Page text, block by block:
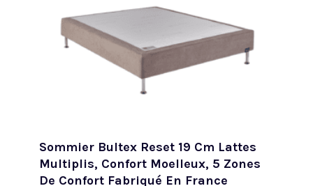
Sommier Bultex Reset 19 Cm Lattes
Multiplis, Confort Moelleux, 5 Zones
De Confort Fabriqué En France